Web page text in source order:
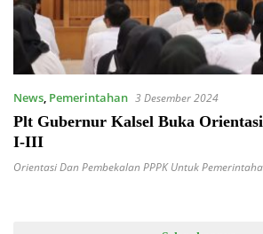
News, Pemerintahan 3 Desember 2024
Plt Gubernur Kalsel Buka
I-III
Orientasi Dan Pembekalan PPPK Untuk